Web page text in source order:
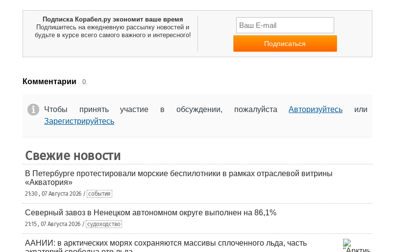
Подписка Корабел.ру экономит ваше время
Подпишитесь на ежедневную рассылку новостей и
будьте в курсе всего самого важного и интересного!
Комментарии 0.
Чтобы принять участие в обсуждении, пожалуйстаАвторизуйтесь или
Зарегистрируйтесь
Свежие новости
В Петербурге протестировали морские беспилотники в рамках отраслевой витрины
«Акватория»
21:30 , 07 Августа 2026 / события
Северный завоз в Ненецком автономном округе выполнен на 86,1%
21:15 , 07 Августа 2026 / судоходство
ААНИИ: в арктических морях сохраняются массивы сплоченного льда, часть